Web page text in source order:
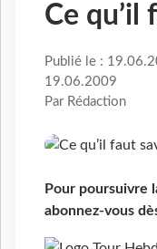
Ce qu’il
Publié le :
19.06.2009
Par Rédaction
Pour poursuivre
abonnez-vous